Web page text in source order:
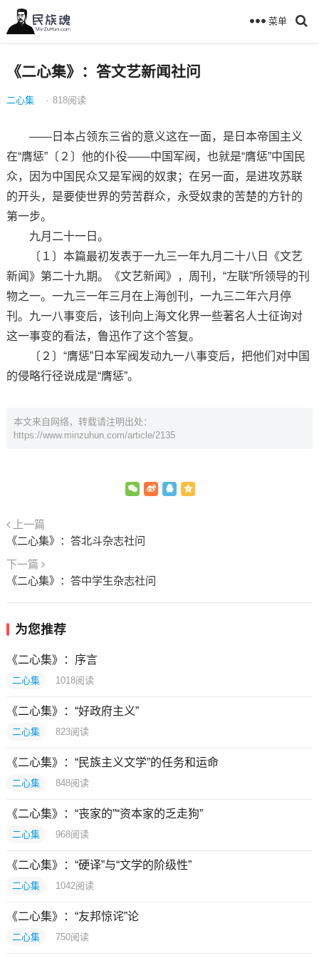
菜单
《二心集》：答文艺新闻社问
二心集 · 818阅读
——日本占领东三省的意义这在一面，是日本帝国主义
在“膺惩”〔２〕他的仆役——中国军阀，也就是“膺惩”中国民
众，因为中国民众又是军阀的奴隶；在另一面，是进攻苏联
的开头，是要使世界的劳苦群众，永受奴隶的苦楚的方针的
第一步。
九月二十一日。
〔１〕本篇最初发表于一九三一年九月二十八日《文艺
新闻》第二十九期。《文艺新闻》，周刊，“左联”所领导的刊
物之一。一九三一年三月在上海创刊，一九三二年六月停
刊。九一八事变后，该刊向上海文化界一些著名人士征询对
这一事变的看法，鲁迅作了这个答复。
〔２〕“膺惩”日本军阀发动九一八事变后，把他们对中国
的侵略行径说成是“膺惩”。
本文来自网络，转载请注明出处：
https://www.minzuhun.com/article/2135
上一篇
《二心集》：答北斗杂志社问
下一篇
《二心集》：答中学生杂志社问
为您推荐
《二心集》：序言
二心集 1018阅读
《二心集》：“好政府主义”
二心集 823阅读
《二心集》：“民族主义文学”的任务和运命
二心集 848阅读
《二心集》：“丧家的”“资本家的乏走狗”
二心集 968阅读
《二心集》：“硬译”与“文学的阶级性”
二心集 1042阅读
《二心集》：“友邦惊诧”论
二心集 750阅读